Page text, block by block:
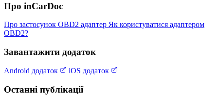
Про inCarDoc
Про застосунок OBD2 адаптер Як користуватися адаптером
OBD2?
Завантажити додаток
Android додаток iOS додаток
Останні публікації